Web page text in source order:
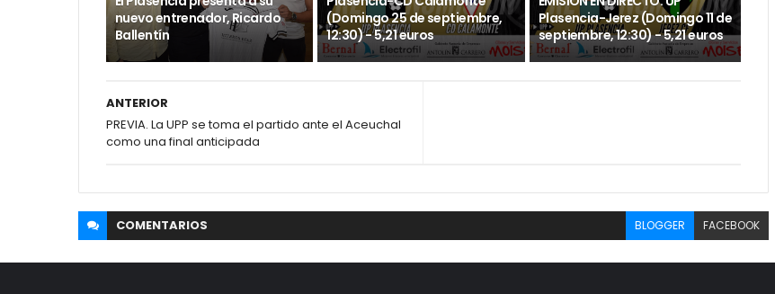
nuevo entrenador, Ricardo
Ballentín
(Domingo 25 de septiembre,
12:30) - 5,21 euros
Plasencia-Jerez (Domingo 11 de
septiembre, 12:30) - 5,21 euros
ANTERIOR
PREVIA. La UPP se toma el partido ante el Aceuchal
como una final anticipada
COMENTARIOS BLOGGER FACEBOOK